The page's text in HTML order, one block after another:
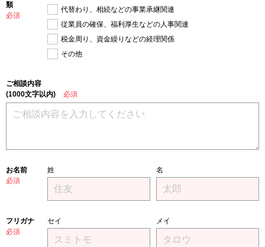
類
必須
代替わり、相続などの事業承継関連
従業員の確保、福利厚生などの人事関連
税金周り、資金繰りなどの経理関係
その他
ご相談内容
(1000文字以内)
必須
お名前
必須
姓 名
フリガナ
必須
セイ メイ